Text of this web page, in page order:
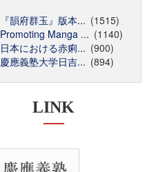
『韻府群玉』版本... (1515)
Promoting Manga ... (1140)
日本における赤痢... (900)
慶應義塾大学日吉... (894)
LINK